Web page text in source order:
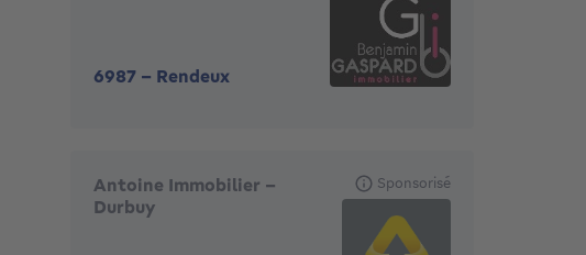
6987 - Rendeux
Antoine Immobilier -
Durbuy
Sponsorisé